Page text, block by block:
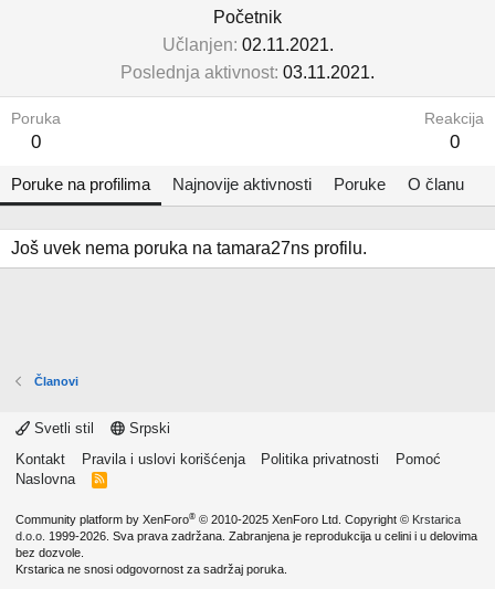
Početnik
Učlanjen 02.11.2021.
Poslednja aktivnost 03.11.2021.
Poruka
0
Reakcija
0
Poruke na profilima Najnovije aktivnosti Poruke O članu
Još uvek nema poruka na tamara27ns profilu.
Članovi
Svetli stil
Srpski
Kontakt
Pravila i uslovi korišćenja Politika privatnosti
Pomoć
Naslovna
R
Community platform by XenForo® © 2010-2025 XenForo Ltd. Copyright © Krstarica
d.o.o. 1999-2026. Sva prava zadržana. Zabranjena je reprodukcija u celini i u delovima
bez dozvole.
Krstarica ne snosi odgovornost za sadržaj poruka.